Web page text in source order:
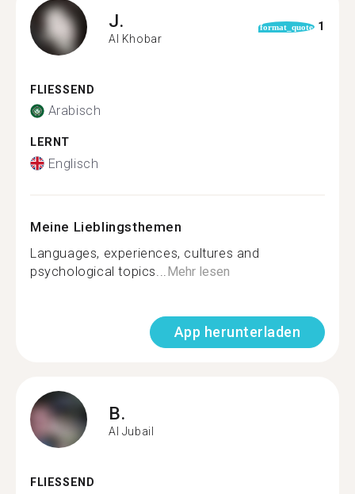
J.
Al Khobar
format_quote 1
FLIESSEND
Arabisch
LERNT
Englisch
Meine Lieblingsthemen
Languages, experiences, cultures and
psychological topics... Mehr lesen
App herunterladen
B.
Al Jubail
FLIESSEND